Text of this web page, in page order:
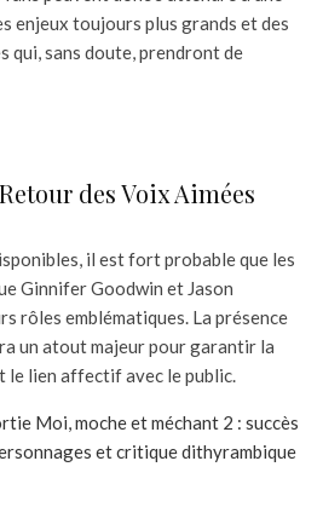
enjeux toujours plus grands et des
qui, sans doute, prendront de
des Voix Aimées
il est fort probable que les
Ginnifer Goodwin et Jason
rôles emblématiques. La présence
un atout majeur pour garantir la
le lien affectif avec le public.
Moi, moche et méchant 2 : succès
et critique dithyrambique